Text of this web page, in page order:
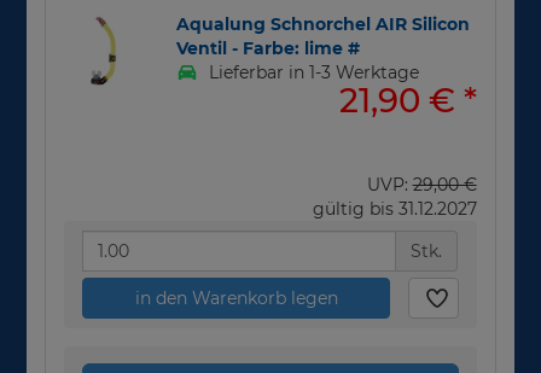
Aqualung Schnorchel AIR Silicon
Ventil - Farbe: lime #
Lieferbar in 1-3 Werktage
21,90 € *
UVP:29,00 €
gültig bis 31.12.2027
Stk.
in den Warenkorb legen